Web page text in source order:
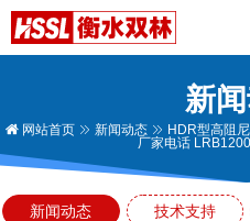
新
网站首页 新闻动态
HDR型高阻
厂家电话
新闻动态 技术支持